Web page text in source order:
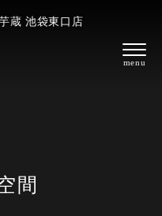
蔵 池袋東口店
間